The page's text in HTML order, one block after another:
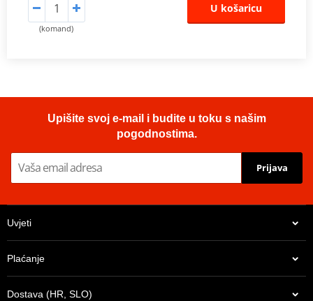
(komand)
U košaricu
Upišite svoj e-mail i budite u toku s našim
pogodnostima.
Prijava
Uvjeti
Plaćanje
Dostava (HR, SLO)